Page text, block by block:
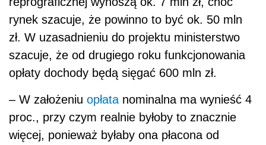
łańcucha sprzedaży. Dlatego realnie opłata
reprograficzna wyniosłaby ok. 6 proc.
i przykłady innych krajów wskazują, że
dokładnie o taką kwotę wzrosłyby też
w Polsce ceny sprzętu elektronicznego – mówi
dr Dawid Piekarz. – Te 4–6 proc. to naprawdę
bardzo dużo. Na rynku elektroniki bardzo
często o tym, kto zostaje, a kto z niego